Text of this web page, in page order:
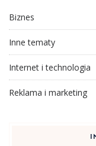
Biznes
Inne tematy
Internet i technologia
Reklama i marketing